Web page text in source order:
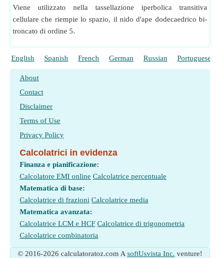
Viene utilizzato nella tassellazione iperbolica transitiva
cellulare che riempie lo spazio, il nido d'ape dodecaedrico bi-
troncato di ordine 5.
English Spanish French German Russian Portuguese
About
Contact
Disclaimer
Terms of Use
Privacy Policy
Calcolatrici in evidenza
Finanza e pianificazione:
Calcolatore EMI online Calcolatrice percentuale
Matematica di base:
Calcolatrice di frazioni Calcolatrice media
Matematica avanzata:
Calcolatrice LCM e HCF Calcolatrice di trigonometria
Calcolatrice combinatoria
© 2016-2026 calculatoratoz.com A softUsvista Inc. venture!